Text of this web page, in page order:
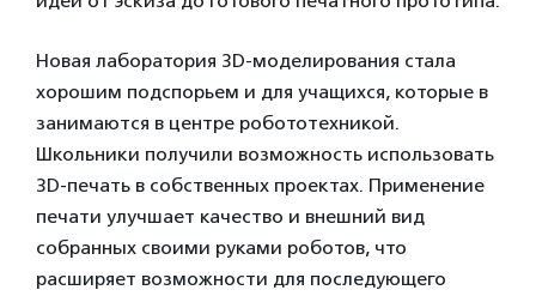
Новая лаборатория 3D-моделирования стала
хорошим подспорьем и для учащихся, которые в
занимаются в центре робототехникой.
Школьники получили возможность использовать
3D-печать в собственных проектах. Применение
печати улучшает качество и внешний вид
собранных своими руками роботов, что
расширяет возможности для последующего